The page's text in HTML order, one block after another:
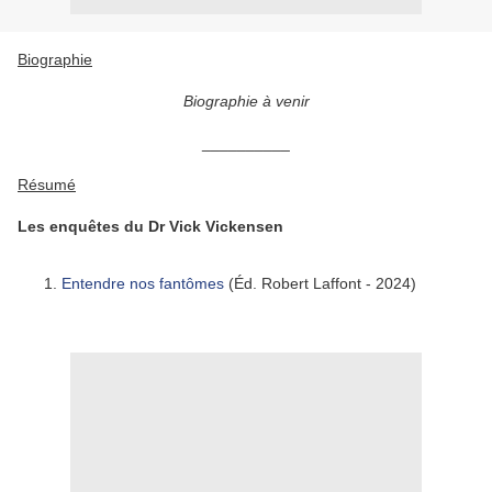
Biographie
Biographie à venir
Résumé
Les enquêtes du Dr Vick Vickensen
Entendre nos fantômes (Éd. Robert Laffont - 2024)